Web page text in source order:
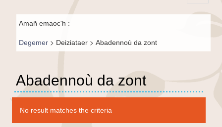
BR-fr
Fil de
navigation-
BR
Amañ emaoc'h :
Degemer > Deiziataer > Abadennoù da zont
Abadennoù da zont
No result matches the criteria